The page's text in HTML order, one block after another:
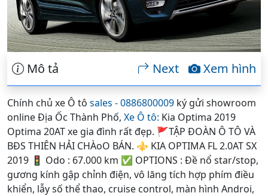
Mô tả Xem hình
Next
Chính chủ xe Ô tô sales - 0886800009 ký gửi showroom
online Địa Ốc Thành Phố, Xe Ô tô: Kia Optima 2019
Optima 20AT xe gia đình rất đẹp. 🚩TẬP ĐOÀN Ô TÔ VÀ
BĐS THIÊN HẢI CHÀoO BÁN. ⚜️ KIA OPTIMA FL 2.0AT SX
2019 🚦 Odo : 67.000 km ✅ OPTIONS : Đề nổ star/stop,
gương kính gập chỉnh điện, vô lăng tích hợp phím điều
khiển, lẫy số thể thao, cruise control, màn hình Androi,